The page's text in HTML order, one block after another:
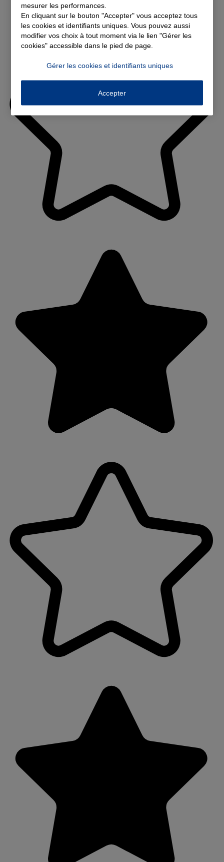
mesurer les performances.
En cliquant sur le bouton "Accepter" vous acceptez tous
les cookies et identifiants uniques. Vous pouvez aussi
modifier vos choix à tout moment via le lien "Gérer les
cookies" accessible dans le pied de page.
Gérer les cookies et identifiants uniques
Accepter